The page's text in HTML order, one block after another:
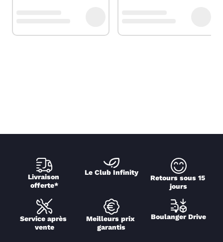
Livraison
offerte*
Le Club Infinity
Retours sous 15
jours
Service après
vente
Meilleurs prix
garantis
Boulanger Drive